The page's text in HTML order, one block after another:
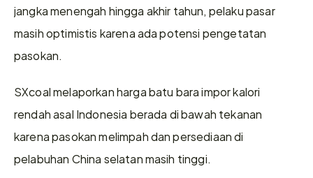
jangka menengah hingga akhir tahun, pelaku pasar
masih optimistis karena ada potensi pengetatan
pasokan.
SXcoal melaporkan harga batu bara impor kalori
rendah asal Indonesia berada di bawah tekanan
karena pasokan melimpah dan persediaan di
pelabuhan China selatan masih tinggi.